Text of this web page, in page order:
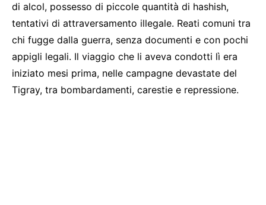
di alcol, possesso di piccole quantità di hashish,
tentativi di attraversamento illegale. Reati comuni tra
chi fugge dalla guerra, senza documenti e con pochi
appigli legali. Il viaggio che li aveva condotti lì era
iniziato mesi prima, nelle campagne devastate del
Tigray, tra bombardamenti, carestie e repressione.